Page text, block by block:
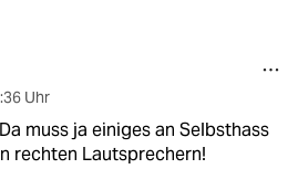
Uhr
muss ja einiges an Selbsthass
rechten Lautsprechern!